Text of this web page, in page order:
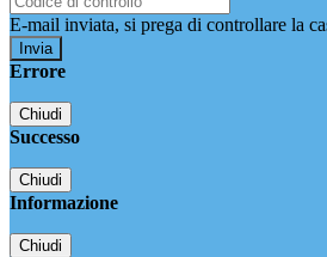
E-mail inviata, si prega di controllare la
Errore
Chiudi
Successo
Chiudi
Informazione
Chiudi